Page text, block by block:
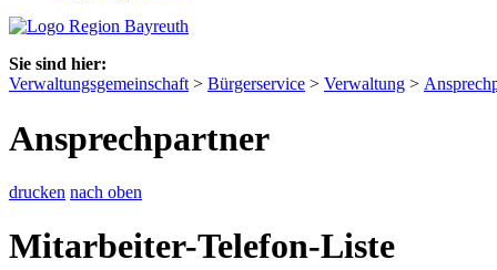
Sie sind hier:
Verwaltungsgemeinschaft > Bürgerservice > Verwaltung >
Ansprechpartner
drucken nach oben
Mitarbeiter-Telefon-Liste